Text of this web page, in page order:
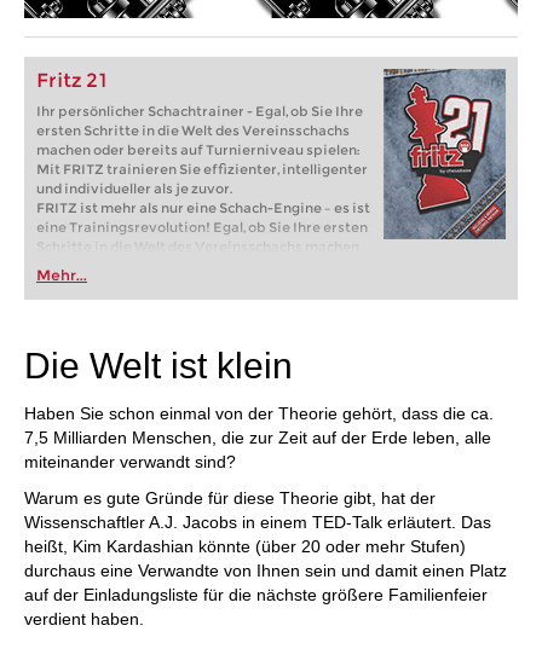
Fritz 21
Ihr persönlicher Schachtrainer - Egal, ob Sie Ihre
ersten Schritte in die Welt des Vereinsschachs
machen oder bereits auf Turnierniveau spielen:
Mit FRITZ trainieren Sie effizienter, intelligenter
und individueller als je zuvor.
FRITZ ist mehr als nur eine Schach-Engine – es ist
eine Trainingsrevolution! Egal, ob Sie Ihre ersten
Schritte in die Welt des Vereinsschachs machen
oder bereits auf Turnierniveau spielen: Mit
FRITZ trainieren Sie effizienter, intelligenter und
individueller als je zuvor.
Mehr...
Die Welt ist klein
Haben Sie schon einmal von der Theorie gehört, dass die ca.
7,5 Milliarden Menschen, die zur Zeit auf der Erde leben, alle
miteinander verwandt sind?
Warum es gute Gründe für diese Theorie gibt, hat der
Wissenschaftler A.J. Jacobs in einem TED-Talk erläutert. Das
heißt, Kim Kardashian könnte (über 20 oder mehr Stufen)
durchaus eine Verwandte von Ihnen sein und damit einen Platz
auf der Einladungsliste für die nächste größere Familienfeier
verdient haben.